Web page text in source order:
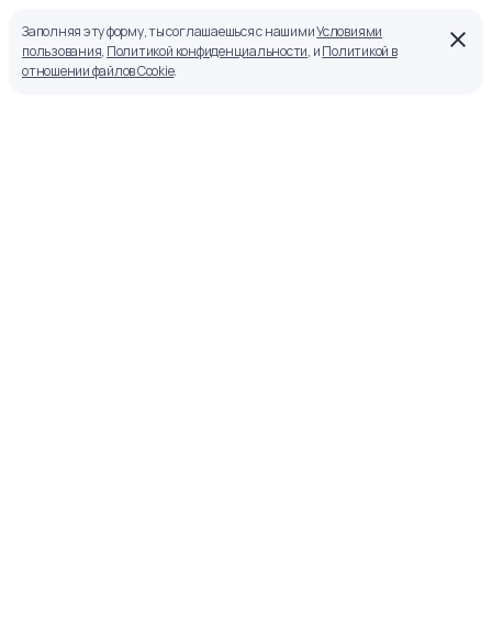
Заполняя эту форму, ты соглашаешься с нашимиУсловиями
пользования, Политикой конфиденциальности, иПолитикой в
отношении файлов Cookie.